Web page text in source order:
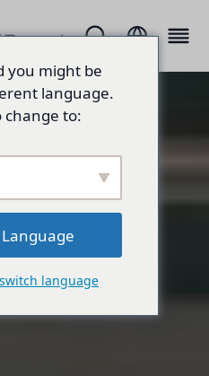
you might be
language.
change to:
language